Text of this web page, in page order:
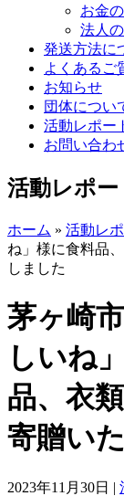
お金
法人
発送方法に
よくあるご
お知らせ
団体につい
活動レポー
お問い合わ
活動レポー
ホーム » 活動レ
ね」様に食料品
しました
茅ヶ崎
しいね
品、衣
寄贈い
2023年11月30日 |